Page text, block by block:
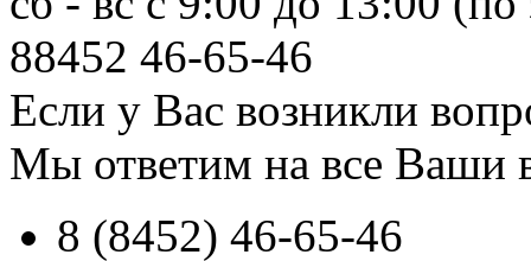
88452 46-65-46
Если у Вас возникли
Мы ответим на все Ваши
8 (8452) 46-65-46